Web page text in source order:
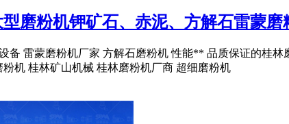
磨粉机钾矿石、赤泥、方解石雷蒙磨
备 雷蒙磨粉机厂家 方解石磨粉机 性能** 品质保证的桂
机 桂林矿山机械 桂林磨粉机厂商 超细磨粉机